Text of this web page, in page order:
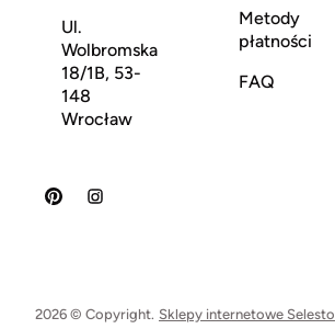
Ul.
Wolbromska
18/1B, 53-
148
Wrocław
Metody
płatności
FAQ
2026 © Copyright. Sklepy internetowe Selesto